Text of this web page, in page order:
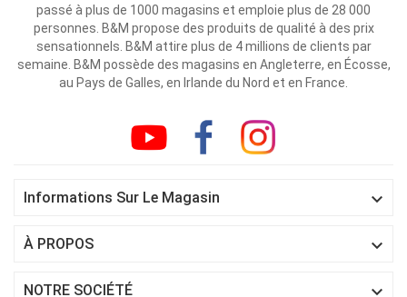
passé à plus de 1000 magasins et emploie plus de 28 000
personnes. B&M propose des produits de qualité à des prix
sensationnels. B&M attire plus de 4 millions de clients par
semaine. B&M possède des magasins en Angleterre, en Écosse,
au Pays de Galles, en Irlande du Nord et en France.
Informations Sur Le Magasin 
À PROPOS 
NOTRE SOCIÉTÉ 